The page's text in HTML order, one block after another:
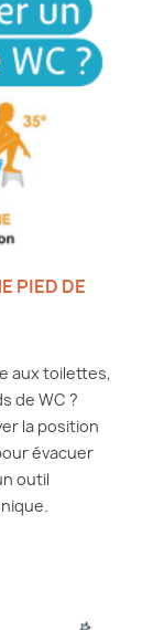
PIED DE
aux toilettes,
de WC ?
la position
évacuer
outil